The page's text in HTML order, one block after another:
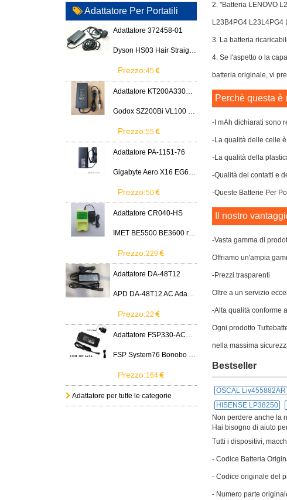
2. "Batteria LENOVO
L23B4PG4 L23L4PG4
3. La batteria
4. Se l'aspetto o la
batteria originale, vi
Perchè questa è
-I mAh dichiarati sono
-La qualità delle celle
-La qualità della
-Qualità dei contatti e
-Queste Batterie Per
Il nostro
-Vasta gamma di
Offriamo un'ampia
-Prezzi trasparenti
Oltre a un servizio
-Alta qualità conforme
Ogni prodotto
nella massima
Bestseller
OSCAL
HISENSE LP38250
Non perdere anche la
Hai bisogno di aiuto
Tutti i dispositivi,
- Codice Batteria
- Codice originale del
- Numero parte
Adattatore Per Portatili
Adattatore 372458-01
Dyson HS03 Hair Straightener
Prezzo:45
Adattatore KT200A3300666B3
Godox SZ200Bi VL100 VL200 VL300 LED Light
Prezzo:55
Adattatore PA-1151-76
Gigabyte Aero X16 EG61H RTX 5070 2WHA3USC64AH LITEON PA-1151-76 150W adapter
Prezzo:50
Adattatore CR040-HS
IMET BE5500 BE3600 remote control battery
Prezzo:229
Adattatore DA-48T12
APD DA-48T12 AC Adapter 12V 4A Power Supply Cord
Prezzo:22
Adattatore FSP330-ACAU3
FSP System76 Bonobo WS (bonw16)/Ultra 9/RTX5090
Prezzo:164
Adattatore per tutte le categorie